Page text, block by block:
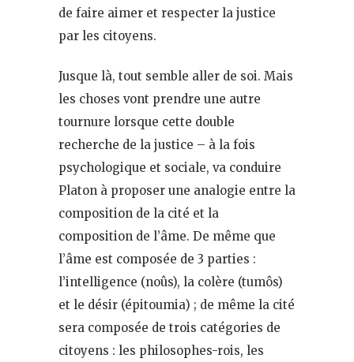
de faire aimer et respecter la justice
par les citoyens.
Jusque là, tout semble aller de soi. Mais
les choses vont prendre une autre
tournure lorsque cette double
recherche de la justice – à la fois
psychologique et sociale, va conduire
Platon à proposer une analogie entre la
composition de la cité et la
composition de l’âme. De même que
l’âme est composée de 3 parties :
l’intelligence (noûs), la colère (tumôs)
et le désir (épitoumia) ; de même la cité
sera composée de trois catégories de
citoyens : les philosophes-rois, les